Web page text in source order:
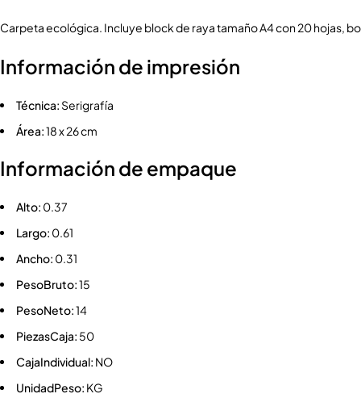
Carpeta ecológica. Incluye block de raya tamaño A4 con 20 hojas,
Información de impresión
Técnica: Serigrafía
Área:18 x 26 cm
Información de empaque
Alto: 0.37
Largo: 0.61
Ancho: 0.31
PesoBruto:15
PesoNeto:14
PiezasCaja: 50
CajaIndividual: NO
UnidadPeso: KG